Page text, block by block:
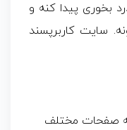
بخوری پیدا کنه و
سایت کاربرپسند
صفحات مختلف